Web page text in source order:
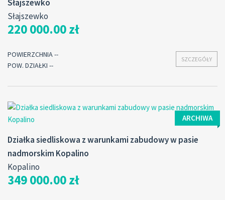
Słajszewko
Słajszewko
220 000.00 zł
SZCZEGÓŁY
POWIERZCHNIA --
POW. DZIAŁKI --
ARCHIWA
Działka siedliskowa z warunkami zabudowy w pasie
nadmorskim Kopalino
Kopalino
349 000.00 zł